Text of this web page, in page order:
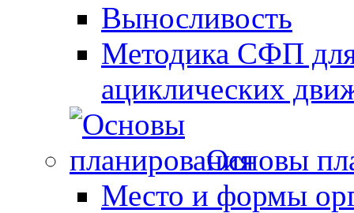
Выносливость
Методика СФП для
ациклических
Основы
Место и формы